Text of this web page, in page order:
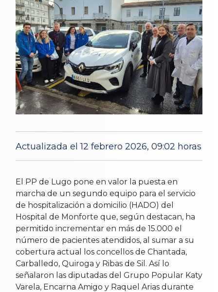
Actualizada el 12 febrero 2026, 09:02 horas
El PP de Lugo pone en valor la puesta en
marcha de un segundo equipo para el servicio
de hospitalización a domicilio (HADO) del
Hospital de Monforte que, según destacan, ha
permitido incrementar en más de 15.000 el
número de pacientes atendidos, al sumar a su
cobertura actual los concellos de Chantada,
Carballedo, Quiroga y Ribas de Sil. Así lo
señalaron las diputadas del Grupo Popular Katy
Varela, Encarna Amigo y Raquel Arias durante